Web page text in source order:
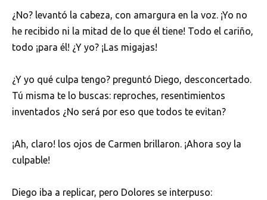
¿No? levantó la cabeza, con amargura en la voz. ¡Yo no
he recibido ni la mitad de lo que él tiene! Todo el cariño,
todo ¡para él! ¿Y yo? ¡Las migajas!
¿Y yo qué culpa tengo? preguntó Diego, desconcertado.
Tú misma te lo buscas: reproches, resentimientos
inventados ¿No será por eso que todos te evitan?
¡Ah, claro! los ojos de Carmen brillaron. ¡Ahora soy la
culpable!
Diego iba a replicar, pero Dolores se interpuso: